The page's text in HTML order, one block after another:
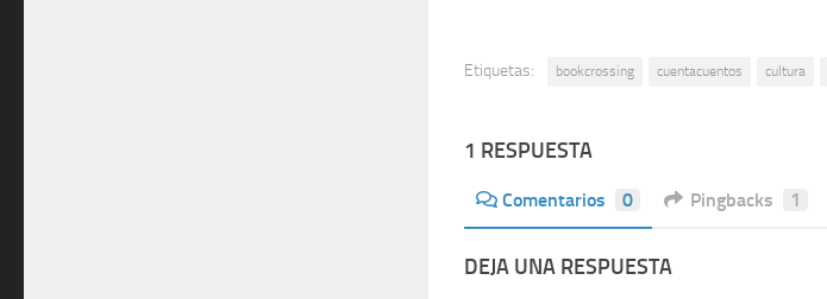
Etiquetas: bookcrossing cuentacuentos cultura
1 RESPUESTA
Comentarios 0 Pingbacks 1
DEJA UNA RESPUESTA